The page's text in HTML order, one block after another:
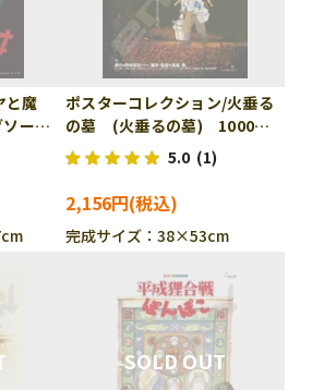
と魔
ーパ
ポスターコレクション/火垂る
の墓 (火垂るの墓) 1000ピ
ース ジグソーパズル ENS-
1000c-204
5.0 (1)
2,156円
完成サイズ：38×53cm